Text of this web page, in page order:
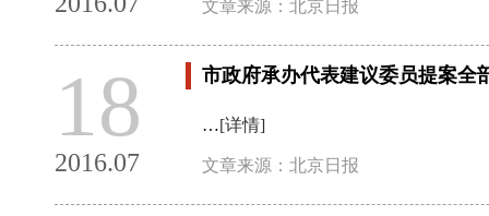
文章来源：北京日报
18
2016.07
市政府承办代表建议委员提案全
…[详情]
文章来源：北京日报